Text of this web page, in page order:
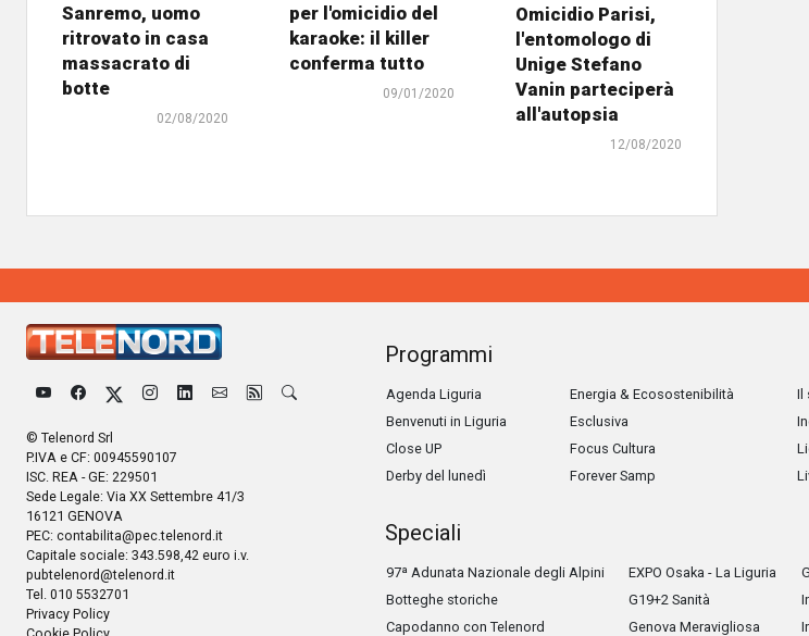
Sanremo, uomo
ritrovato in casa
massacrato di
botte
02/08/2020
per l'omicidio del
karaoke: il killer
conferma tutto
09/01/2020
Omicidio Parisi,
l'entomologo di
Unige Stefano
Vanin parteciperà
all'autopsia
12/08/2020
© Telenord Srl
P.IVA e CF: 00945590107
ISC. REA - GE: 229501
Sede Legale: Via XX Settembre 41/3
16121 GENOVA
PEC: contabilita@pec.telenord.it
Capitale sociale: 343.598,42 euro i.v.
pubtelenord@telenord.it
Tel. 010 5532701
Privacy Policy
Programmi
Agenda Liguria
Benvenuti in Liguria
Close UP
Derby del lunedì
Energia & Ecosostenibilità
Esclusiva
Focus Cultura
Forever Samp
Il
Speciali
97ª Adunata Nazionale degli Alpini
Botteghe storiche
Capodanno con Telenord
EXPO Osaka - La Liguria
G19+2 Sanità
Genova Meravigliosa